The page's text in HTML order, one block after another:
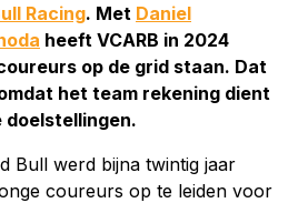
Racing. Met Daniel
heeft VCARB in 2024
op de grid staan. Dat
het team rekening dient
doelstellingen.
Bull werd bijna twintig jaar
coureurs op te leiden voor